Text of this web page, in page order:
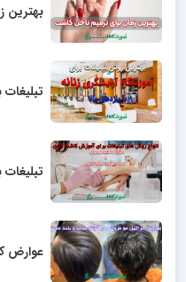
بهترین
عوارض